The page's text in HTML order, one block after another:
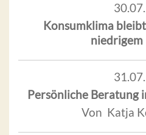
Konsumklima
niedrigem
Persönliche Beratung
Von Katja